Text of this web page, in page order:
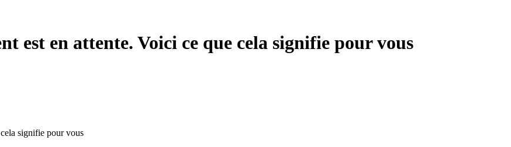
est en attente. Voici ce que cela signifie pour vous